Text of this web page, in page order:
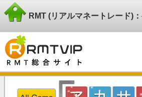
RMT (リアルマネートレード)